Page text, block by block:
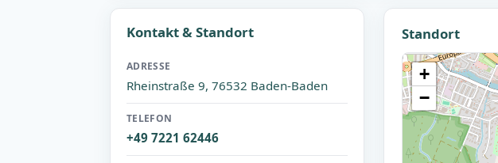
Kontakt & Standort
ADRESSE
Rheinstraße 9, 76532 Baden-Baden
TELEFON
+49 7221 62446
Standort
+
−